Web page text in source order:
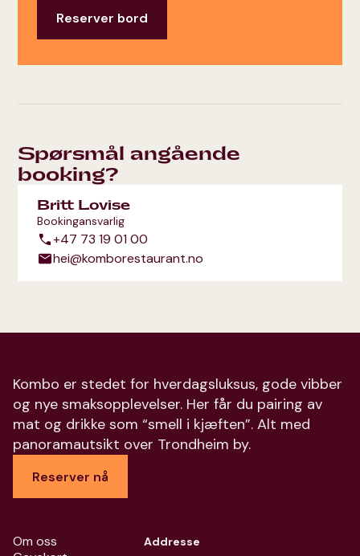
Reserver bord
Spørsmål angående
booking?
Britt Lovise
Bookingansvarlig
+47 73 19 01 00
hei@komborestaurant.no
Kombo er stedet for hverdagsluksus, gode vibber
og nye smaksopplevelser. Her får du pairing av
mat og drikke som “smell i kjæften”. Alt med
panoramautsikt over Trondheim by.
Reserver nå
Om oss
Addresse